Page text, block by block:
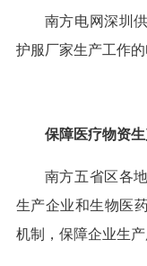
南方电网深圳
护服厂家生产工作
保障医疗物资
南方五省区各
生产企业和生物医
机制，保障企业生产